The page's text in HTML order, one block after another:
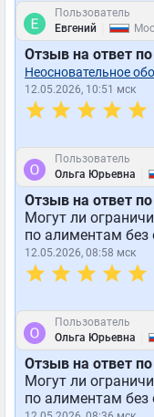
Пользователь
Евгений
Отзыв на ответ
Неосновательное
12.05.2026, 10:51 мск
Пользователь
Ольга Юрьевна
Отзыв на ответ
Могут ли
по алиментам
12.05.2026, 08:58 мск
Пользователь
Ольга Юрьевна
Отзыв на ответ
Могут ли
по алиментам